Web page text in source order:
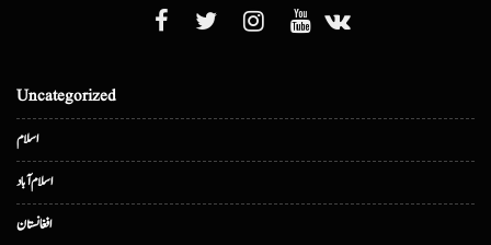
Uncategorized
اسلام
اسلام آباد
افغانستان